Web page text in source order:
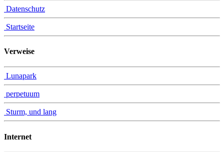
Datenschutz
Startseite
Verweise
Lunapark
perpetuum
Sturm, und lang
Internet